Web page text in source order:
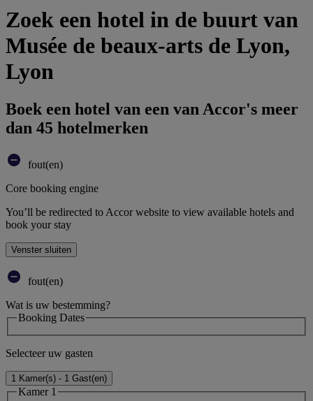
Zoek een hotel in de buurt van
Musée de beaux-arts de Lyon,
Lyon
Boek een hotel van een van Accor's meer
dan 45 hotelmerken
fout(en)
Core booking engine
You’ll be redirected to Accor website to view available hotels and
book your stay
Venster sluiten
fout(en)
Wat is uw bestemming?
Booking Dates
Selecteer uw gasten
1 Kamer(s) - 1 Gast(en)
Kamer 1